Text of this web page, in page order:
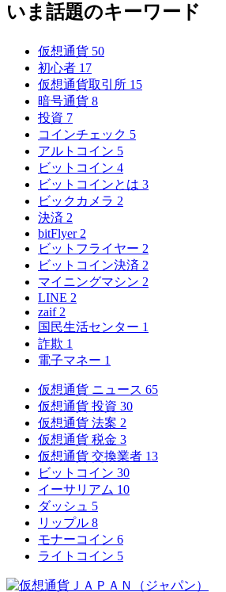
いま話題のキーワード
仮想通貨 50
初心者 17
仮想通貨取引所 15
暗号通貨 8
投資 7
コインチェック 5
アルトコイン 5
ビットコイン 4
ビットコインとは 3
ビックカメラ 2
決済 2
bitFlyer 2
ビットフライヤー 2
ビットコイン決済 2
マイニングマシン 2
LINE 2
zaif 2
国民生活センター 1
詐欺 1
電子マネー 1
仮想通貨 ニュース 65
仮想通貨 投資 30
仮想通貨 法案 2
仮想通貨 税金 3
仮想通貨 交換業者 13
ビットコイン 30
イーサリアム 10
ダッシュ 5
リップル 8
モナーコイン 6
ライトコイン 5